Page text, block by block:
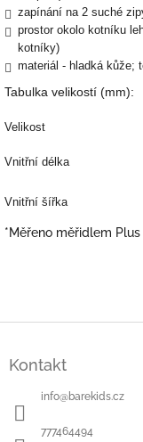
zapínání na 2 suché
prostor okolo kotníku
kotníky)
materiál - hladká kůže;
Tabulka velikostí (mm):
Velikost
Vnitřní délka
Vnitřní šířka
*Měřeno měřidlem Plus
Kontakt
info@barekids.cz
777464494